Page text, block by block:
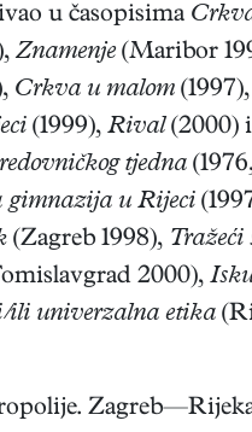
u časopisima
Znamenje (Maribor
Crkva u malom (1997),
(1999), Rival(2000)
tjedna
gimnazija u Rijeci
(Zagreb 1998), Tražeći
2000),
ili univerzalna etika
Zagreb—Rijeka